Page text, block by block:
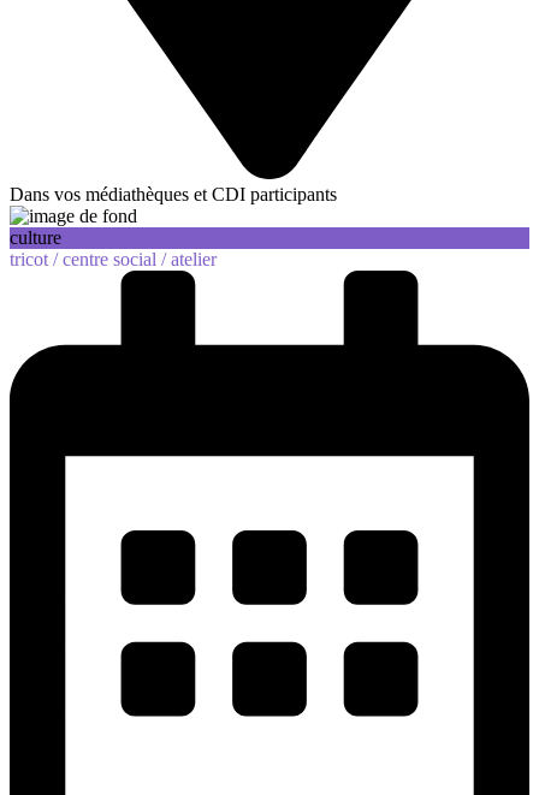
Dans vos médiathèques et CDI participants
culture
tricot /centre social /atelier